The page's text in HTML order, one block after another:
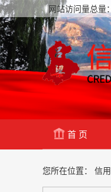
网站访问量总量
首 页
您所在位置： 信